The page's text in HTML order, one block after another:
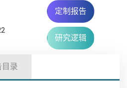
定制报告
研究逻辑
录